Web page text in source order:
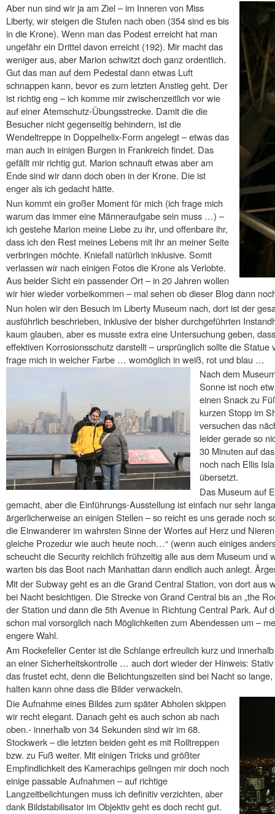
Aber nun sind wir ja am Ziel – im Inneren von Miss
Liberty, wir steigen die Stufen nach oben (354 sind es bis
in die Krone). Wenn man das Podest erreicht hat man
ungefähr ein Drittel davon erreicht (192). Mir macht das
weniger aus, aber Marion schwitzt doch ganz ordentlich.
Gut das man auf dem Pedestal dann etwas Luft
schnappen kann, bevor es zum letzten Anstieg geht. Der
ist richtig eng – ich komme mir zwischenzeitlich vor wie
auf einer Atemschutz-Übungsstrecke. Damit die die
Besucher nicht gegenseitig behindern, ist die
Wendeltreppe in Doppelhelix-Form angelegt – etwas das
man auch in einigen Burgen in Frankreich findet. Das
gefällt mir richtig gut. Marion schnauft etwas aber am
Ende sind wir dann doch oben in der Krone. Die ist
enger als ich gedacht hätte.
Nun kommt ein großer Moment für mich (ich frage mich
warum das immer eine Männeraufgabe sein muss …) –
ich gestehe Marion meine Liebe zu ihr, und offenbare ihr,
dass ich den Rest meines Lebens mit ihr an meiner Seite
verbringen möchte. Kniefall natürlich inklusive. Somit
verlassen wir nach einigen Fotos die Krone als Verlobte.
Aus beider Sicht ein passender Ort – in 20 Jahren wollen
wir hier wieder vorbeikommen – mal sehen ob dieser Blog dann
Nun holen wir den Besuch im Liberty Museum nach, dort ist der
ausführlich beschrieben, inklusive der bisher durchgeführten
kaum glauben, aber es musste extra eine Untersuchung geben,
effektiven Korrosionsschutz darstellt – ursprünglich sollte die
frage mich in welcher Farbe … womöglich in weiß, rot und blau …
Nach dem
Sonne ist noch
einen Snack zu
kurzen Stopp im
versuchen das
leider gerade so
30 Minuten auf
noch nach Ellis
übersetzt.
Das Museum auf
gemacht, aber die Einführungs-Ausstellung ist einfach nur sehr
ärgerlicherweise an einigen Stellen – so reicht es uns gerade noch
die Einwanderer im wahrsten Sinne der Wortes auf Herz und
gleiche Prozedur wie auch heute noch…“ (wenn auch einiges
scheucht die Security reichlich frühzeitig alle aus dem Museum und
warten bis das Boot nach Manhattan dann endlich auch anlegt.
Mit der Subway geht es an die Grand Central Station, von dort aus
bei Nacht besichtigen. Die Strecke von Grand Central bis an „the
der Station und dann die 5th Avenue in Richtung Central Park. Auf
schon mal vorsorglich nach Möglichkeiten zum Abendessen um –
engere Wahl.
Am Rockefeller Center ist die Schlange erfreulich kurz und
an einer Sicherheitskontrolle … auch dort wieder der Hinweis:
das frustet echt, denn die Belichtungszeiten sind bei Nacht so
halten kann ohne dass die Bilder verwackeln.
Die Aufnahme eines Bildes zum später Abholen skippen
wir recht elegant. Danach geht es auch schon ab nach
oben.- innerhalb von 34 Sekunden sind wir im 68.
Stockwerk – die letzten beiden geht es mit Rolltreppen
bzw. zu Fuß weiter. Mit einigen Tricks und größter
Empfindlichkeit des Kamerachips gelingen mir doch noch
einige passable Aufnahmen – auf richtige
Langzeitbelichtungen muss ich definitiv verzichten, aber
dank Bildstabilisator im Objektiv geht es doch recht gut.